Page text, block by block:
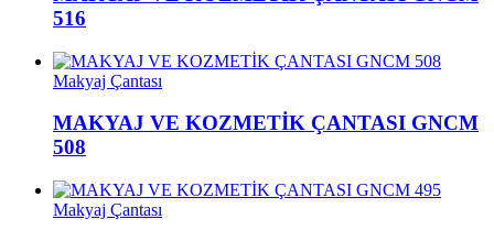
516
Makyaj Çantası
MAKYAJ VE KOZMETİK ÇANTASI GNCM
508
Makyaj Çantası